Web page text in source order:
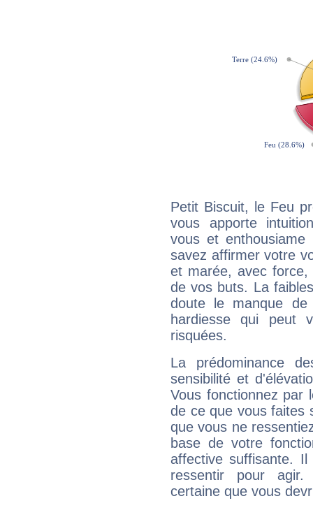
Petit Biscuit, le Feu
vous apporte
vous et
savez affirmer votre
et marée, avec
de vos buts. La
doute le manque
hardiesse qui peut
risquées.
La prédominance
sensibilité et
Vous fonctionnez
de ce que vous faites
que vous ne
base de votre
affective suffisante.
ressentir pour agir.
certaine que vous